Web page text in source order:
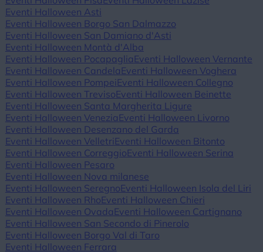
Eventi Halloween Asti
Eventi Halloween Borgo San Dalmazzo
Eventi Halloween San Damiano d'Asti
Eventi Halloween Montà d'Alba
Eventi Halloween Pocapaglia Eventi Halloween Vernante
Eventi Halloween Candela Eventi Halloween Voghera
Eventi Halloween PompeiEventi Halloween Collegno
Eventi Halloween TrevisoEventi Halloween Beinette
Eventi Halloween Santa Margherita Ligure
Eventi Halloween Venezia Eventi Halloween Livorno
Eventi Halloween Desenzano del Garda
Eventi Halloween VelletriEventi Halloween Bitonto
Eventi Halloween CorreggioEventi Halloween Serina
Eventi Halloween Pesaro
Eventi Halloween Nova milanese
Eventi Halloween SeregnoEventi Halloween Isola del Liri
Eventi Halloween RhoEventi Halloween Chieri
Eventi Halloween Ovada Eventi Halloween Cartignano
Eventi Halloween San Secondo di Pinerolo
Eventi Halloween Borgo Val di Taro
Eventi Halloween Ferrara